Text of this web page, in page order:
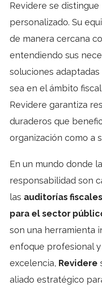
Revidere se
personalizado. Su
de manera cercana
entendiendo sus
soluciones adaptadas
sea en el ámbito
Revidere garantiza
duraderos que
organización como a
En un mundo donde
responsabilidad son
las auditorías
para el sector
son una herramienta
enfoque profesional
excelencia, Revidere
aliado estratégico